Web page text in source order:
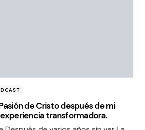
de Cristo después de mi
transformadora.